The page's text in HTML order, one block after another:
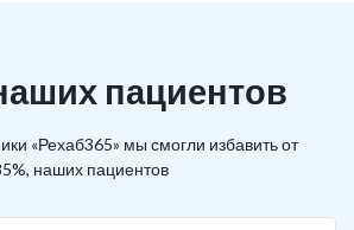
пациентов
«Рехаб365» мы смогли избавить от
наших пациентов